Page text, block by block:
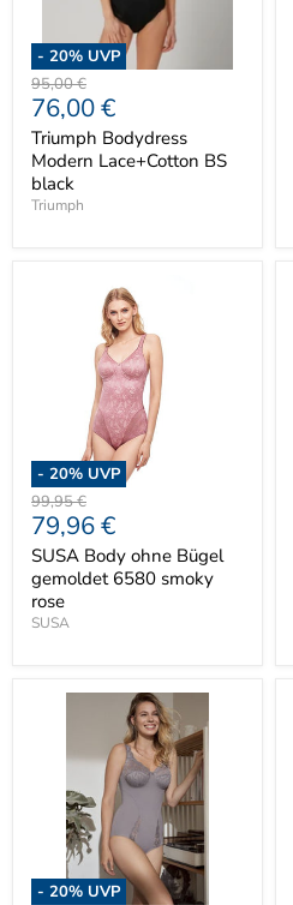
- 20% UVP
Ursprünglicher
Preis
95,00 €
Aktueller
Preis
76,00 €
Triumph Bodydress
Modern Lace+Cotton BS
black
Triumph
- 20% UVP
Ursprünglicher
Preis
99,95 €
Aktueller
Preis
79,96 €
SUSA Body ohne Bügel
gemoldet 6580 smoky
rose
SUSA
- 20% UVP